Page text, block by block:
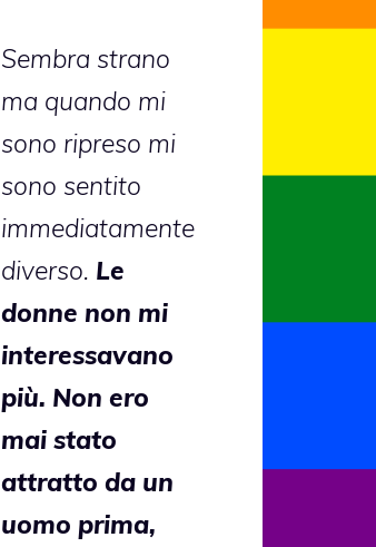
Sembra strano
ma quando mi
sono ripreso mi
sono sentito
immediatamente
diverso. Le
donne non mi
interessavano
più. Non ero
mai stato
attratto da un
uomo prima,